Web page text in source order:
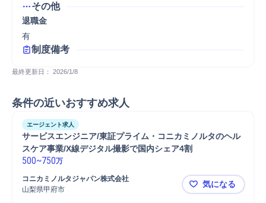
その他
退職金
有
制度備考
最終更新日： 2026/1/8
条件の近いおすすめ求人
エージェント求人
サービスエンジニア/東証プライム・コニカミノルタのヘル
スケア事業/X線デジタル撮影で国内シェア4割
500~750万
コニカミノルタジャパン株式会社
山梨県甲府市
サービスエ
気になる